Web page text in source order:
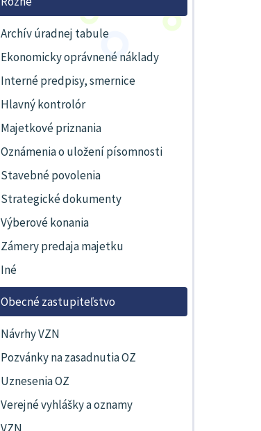
Archív úradnej tabule
Ekonomicky oprávnené náklady
Interné predpisy, smernice
Hlavný kontrolór
Majetkové priznania
Oznámenia o uložení písomnosti
Stavebné povolenia
Strategické dokumenty
Výberové konania
Zámery predaja majetku
Iné
Obecné zastupiteľstvo
Návrhy VZN
Pozvánky na zasadnutia OZ
Uznesenia OZ
Verejné vyhlášky a oznamy
VZN